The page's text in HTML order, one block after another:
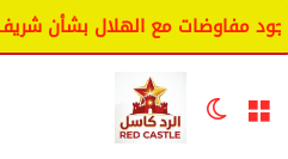
مفاوضات مع الهلال بشأن
القائمة الوضع المظلم